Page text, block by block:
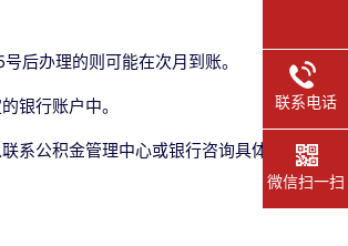
后办理的则可能在次月到账。
银行账户中。
系公积金管理中心或银行咨询具体
联系电话
微信扫一扫